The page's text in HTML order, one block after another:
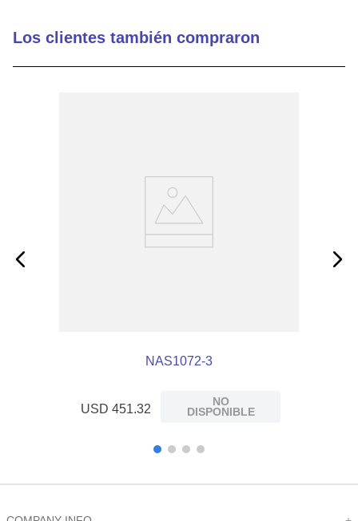
Los clientes también compraron
NAS1072-3
USD 451.32
NO
DISPONIBLE